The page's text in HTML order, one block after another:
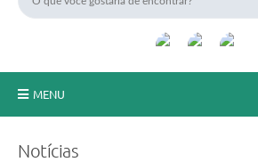
MENU
Notícias